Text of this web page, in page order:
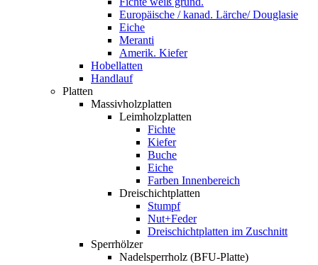
Europäische / kanad. Lärche/ Douglasie
Eiche
Meranti
Amerik. Kiefer
Hobellatten
Handlauf
Platten
Massivholzplatten
Leimholzplatten
Fichte
Kiefer
Buche
Eiche
Farben Innenbereich
Dreischichtplatten
Stumpf
Nut+Feder
Dreischichtplatten im Zuschnitt
Sperrhölzer
Nadelsperrholz (BFU-Platte)